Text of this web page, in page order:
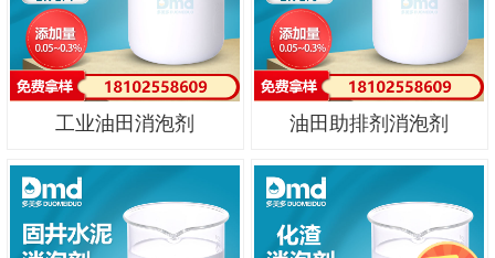
工业油田消泡剂 油田助排剂消泡剂